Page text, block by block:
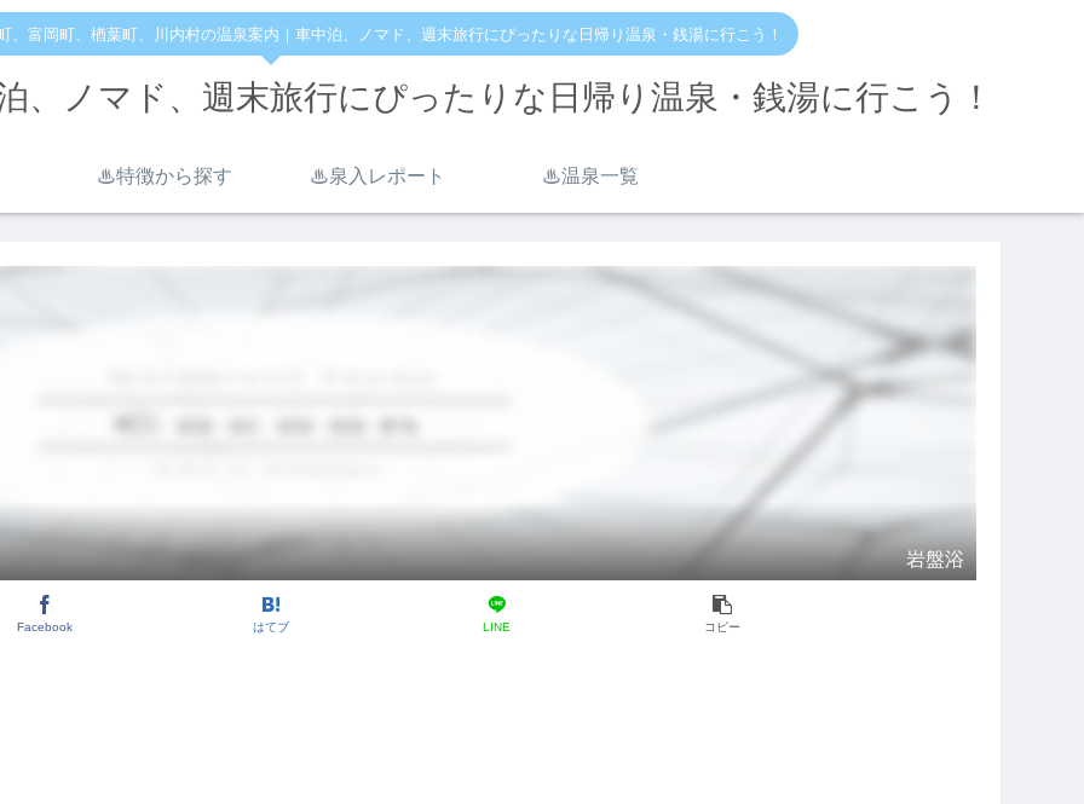
、富岡町、楢葉町、川内村の温泉案内｜車中泊、ノマド、週末旅行にぴったりな日帰り温泉・銭湯に行こう！
、ノマド、週末旅行にぴったりな日帰り温泉・銭湯に行こう！
♨︎特徴から探す ♨︎泉入レポート ♨︎温泉一覧
岩盤浴
Facebook はてブ LINE コピー